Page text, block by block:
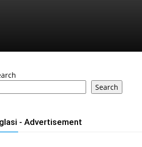
Search
- Advertisement